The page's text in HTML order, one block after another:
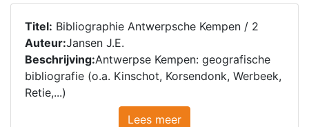
Titel: Bibliographie Antwerpsche Kempen / 2
Auteur:Jansen J.E.
Beschrijving:Antwerpse Kempen: geografische
bibliografie (o.a. Kinschot, Korsendonk, Werbeek,
Retie,...)
Lees meer